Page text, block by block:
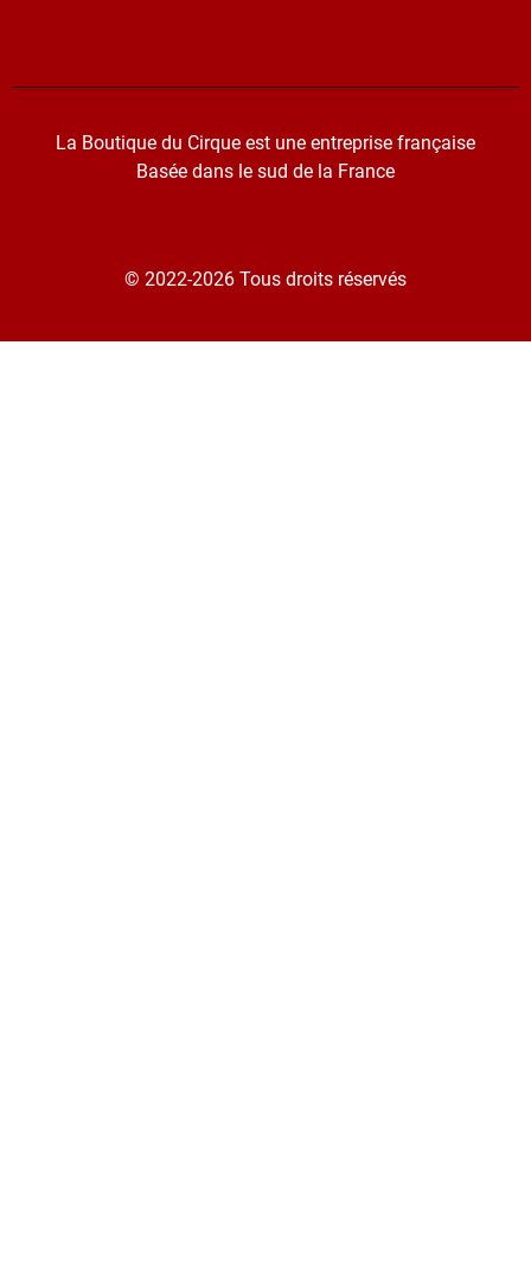
La Boutique du Cirque est une entreprise française
Basée dans le sud de la France
© 2022-2026 Tous droits réservés